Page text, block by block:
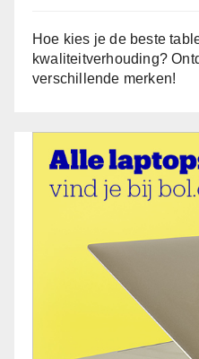
Hoe kies je de beste
kwaliteitverhouding?
verschillende merken!